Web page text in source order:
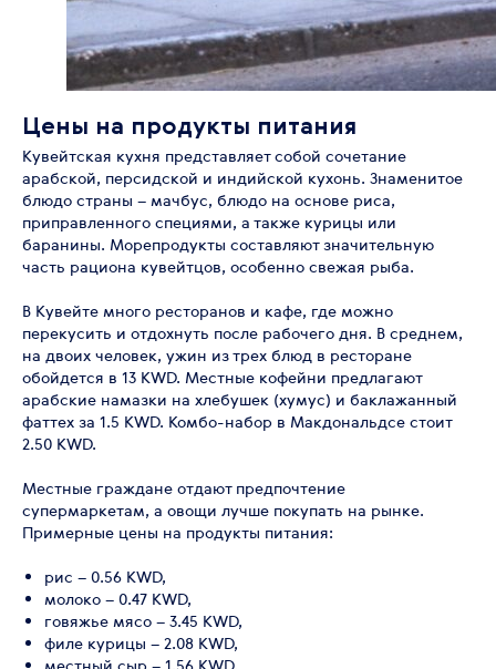
Цены на продукты питания
Кувейтская кухня представляет собой сочетание
арабской, персидской и индийской кухонь. Знаменитое
блюдо страны – мачбус, блюдо на основе риса,
приправленного специями, а также курицы или
баранины. Морепродукты составляют значительную
часть рациона кувейтцов, особенно свежая рыба.
В Кувейте много ресторанов и кафе, где можно
перекусить и отдохнуть после рабочего дня. В среднем,
на двоих человек, ужин из трех блюд в ресторане
обойдется в 13 KWD. Местные кофейни предлагают
арабские намазки на хлебушек (хумус) и баклажанный
фаттех за 1.5 KWD. Комбо-набор в Макдональдсе стоит
2.50 KWD.
Местные граждане отдают предпочтение
супермаркетам, а овощи лучше покупать на рынке.
Примерные цены на продукты питания:
рис – 0.56 KWD,
молоко – 0.47 KWD,
говяжье мясо – 3.45 KWD,
филе курицы – 2.08 KWD,
местный сыр – 1.56 KWD,